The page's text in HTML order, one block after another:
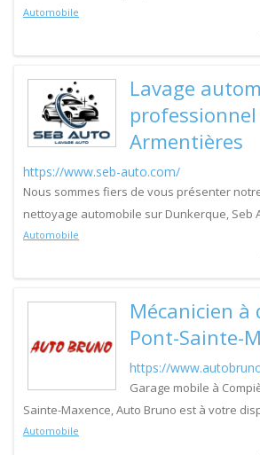
Automobile
Lavage
Armentières
https://www.seb-auto.com/
Nous sommes fiers de vous présenter
nettoyage automobile sur Dunkerque, Seb
Automobile
Mécanicien à
Pont-Sainte-
https://
Garage mobile à
Sainte-Maxence, Auto Bruno est à votre
Automobile